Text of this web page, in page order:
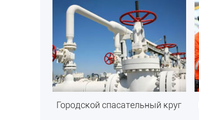
Городской спасательный круг